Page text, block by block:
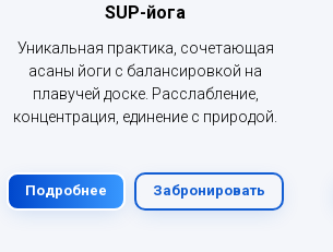
SUP-йога
Уникальная практика, сочетающая
асаны йоги с балансировкой на
плавучей доске. Расслабление,
концентрация, единение с природой.
Подробнее Забронировать